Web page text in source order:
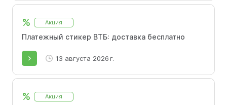
Действует в игровом магазине ВТБ
% Акция
Платежный стикер ВТБ: доставка бесплатно
13 августа 2026 г.
% Акция